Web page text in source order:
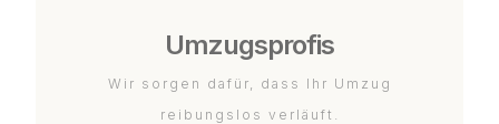
Umzugsprofis
Wir sorgen dafür, dass Ihr Umzug
reibungslos verläuft.